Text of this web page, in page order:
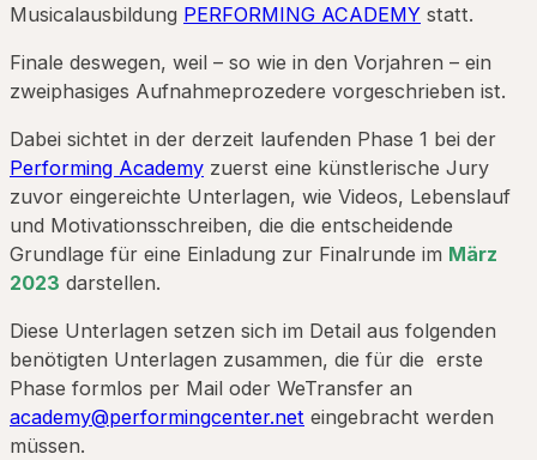
Musicalausbildung PERFORMING ACADEMY statt.
Finale deswegen, weil – so wie in den Vorjahren – ein
zweiphasiges Aufnahmeprozedere vorgeschrieben ist.
Dabei sichtet in der derzeit laufenden Phase 1 bei der
Performing Academy zuerst eine künstlerische Jury
zuvor eingereichte Unterlagen, wie Videos, Lebenslauf
und Motivationsschreiben, die die entscheidende
Grundlage für eine Einladung zur Finalrunde im März
2023 darstellen.
Diese Unterlagen setzen sich im Detail aus folgenden
benötigten Unterlagen zusammen, die für die erste
Phase formlos per Mail oder WeTransfer an
academy@performingcenter.net eingebracht werden
müssen.